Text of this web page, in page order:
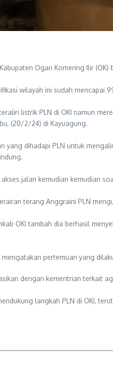
Ogan Komering Ilir
wilayah ini sudah mencapai
listrik PLN di OKI namun
(20/2/24) di Kayuagung.
yang dihadapi PLN untuk
jalan kemudian kemudian
terang Anggraini PLN
OKI tambah dia berhasil
pertemuan yang
dengan kementrian terkait
langkah PLN di OKI,